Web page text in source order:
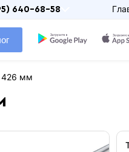
640-68-58
426 мм